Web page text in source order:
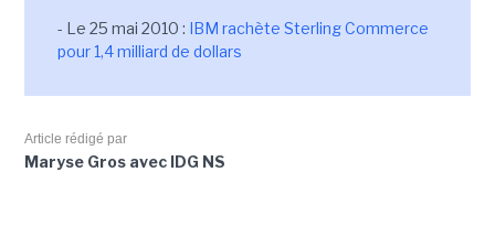
- Le 25 mai 2010 : IBM rachète Sterling Commerce
pour 1,4 milliard de dollars
Article rédigé par
Maryse Gros avec IDG NS